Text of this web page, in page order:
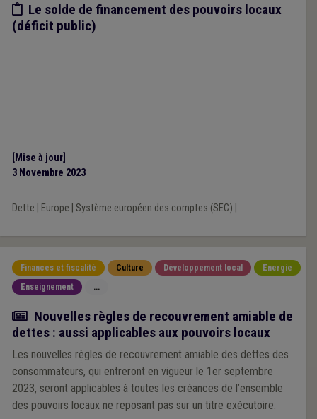
Etude/chiffres
Le solde de financement des pouvoirs locaux
(déficit public)
[Mise à jour]
3 Novembre 2023
Dette Europe Système européen des comptes (SEC)
Finances et fiscalité Culture Développement local
Energie
Enseignement
...
Actualité
Nouvelles règles de recouvrement amiable de
dettes : aussi applicables aux pouvoirs locaux
Les nouvelles règles de recouvrement amiable des dettes des
consommateurs, qui entreront en vigueur le 1er septembre
2023, seront applicables à toutes les créances de l’ensemble
des pouvoirs locaux ne reposant pas sur un titre exécutoire.